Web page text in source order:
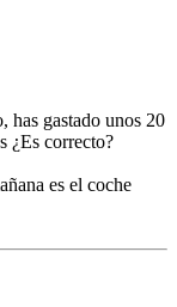
has gastado unos 20
¿Es correcto?
es el coche